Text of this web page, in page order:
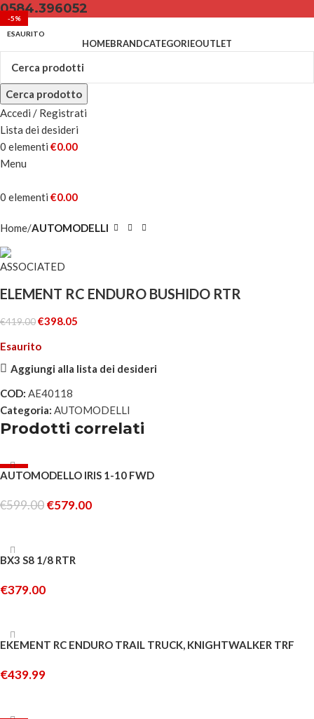
0584.396052
HOMEBRANDCATEGORIEOUTLET
Cerca prodotto
Accedi / Registrati
Lista dei desideri
0 elementi €0.00
Menu
0 elementi €0.00
-5%
ESAURITO
Home AUTOMODELLI
ELEMENT RC ENDURO BUSHIDO RTR
€419.00€398.05
Esaurito
Aggiungi alla lista dei desideri
COD: AE40118
Categoria: AUTOMODELLI
Prodotti correlati
-3%
AUTOMODELLO IRIS 1-10 FWD
€599.00€579.00
ESAURITO
BX3 S8 1/8 RTR
€379.00
ESAURITO
EKEMENT RC ENDURO TRAIL TRUCK, KNIGHTWALKER TRF
€439.99